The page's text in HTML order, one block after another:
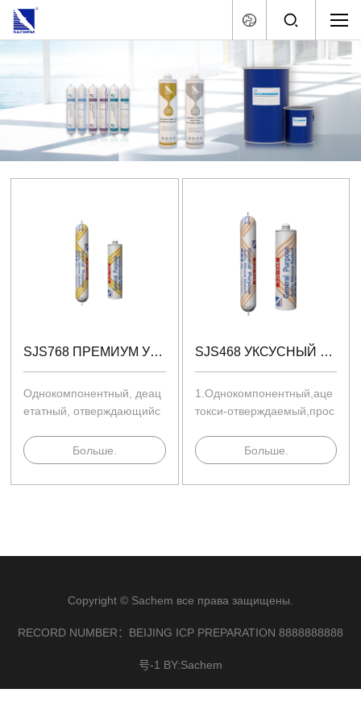
SJS768 ПРЕМИУМ УКСУСНЫЙ СИЛИКОНОВЫ ГЕРМЕТИК
Однокомпонентный, деац
етатный, отверждающийс
уре и высокопрочный сил
иконовый герметик для ст
екла.
Больше.
SJS468 УКСУСНЫЙ СИЛИКОНОВЫЙ ГЕРМЕТИК ОБЩЕГО НАЗНАЧЕНИЯ
1.Однокомпонентный,аце
токси-отверждаемый,прос
яскоростьотверждения3.О
тличнаястойкостькатмосф
ернымвоздействиям4.Дли
пенвпрозрачном,черноми
Больше.
Copyright © Sachem все права защищены.
RECORD NUMBER：BEIJING ICP PREPARATION 8888888888
号-1 BY:Sachem